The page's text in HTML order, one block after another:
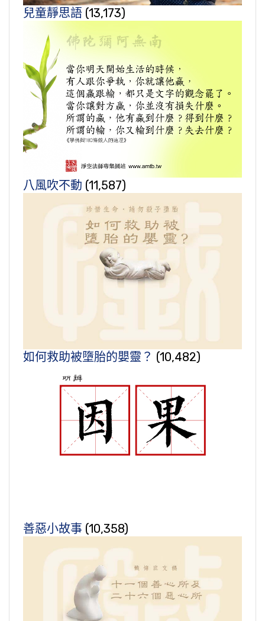
兒童靜思語 (13,173)
八風吹不動 (11,587)
如何救助被墮胎的嬰靈？ (10,482)
善惡小故事 (10,358)